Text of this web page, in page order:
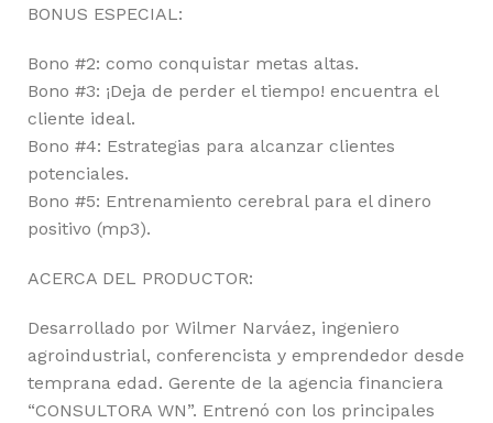
BONUS ESPECIAL:
Bono #2: como conquistar metas altas.
Bono #3: ¡Deja de perder el tiempo! encuentra el
cliente ideal.
Bono #4: Estrategias para alcanzar clientes
potenciales.
Bono #5: Entrenamiento cerebral para el dinero
positivo (mp3).
ACERCA DEL PRODUCTOR:
Desarrollado por Wilmer Narváez, ingeniero
agroindustrial, conferencista y emprendedor desde
temprana edad. Gerente de la agencia financiera
“CONSULTORA WN”. Entrenó con los principales